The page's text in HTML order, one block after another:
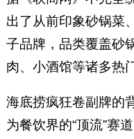
出了从前印象砂锅菜
子品牌，品类覆盖砂
肉、小酒馆等诸多热
海底捞疯狂卷副牌的
为餐饮界的“顶流”赛